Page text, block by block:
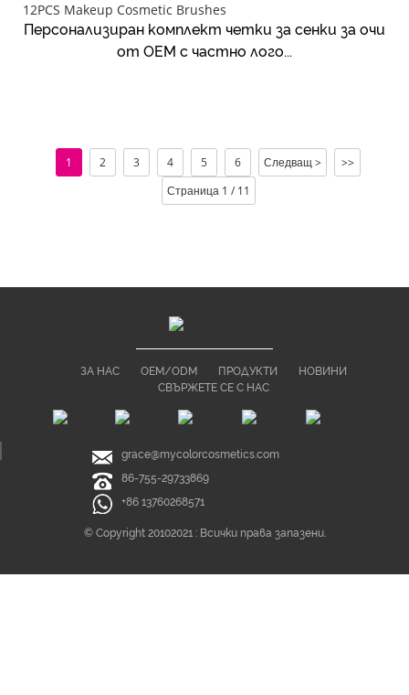
Персонализиран комплект четки за сенки за очи
от OEM с частно лого...
1 2 3 4 5 6 Следващ >
>>
Страница 1 / 11
ЗА НАС OEM/ODM ПРОДУКТИ
НОВИНИ
СВЪРЖЕТЕ СЕ С НАС
grace@mycolorcosmetics.com
86-755-29733869
+86 13760268571
© Copyright 20102021 : Всички права запазени.